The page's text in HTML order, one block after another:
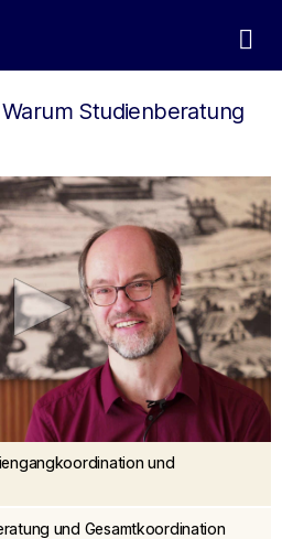
Studienberatung
und
und Gesamtkoordination